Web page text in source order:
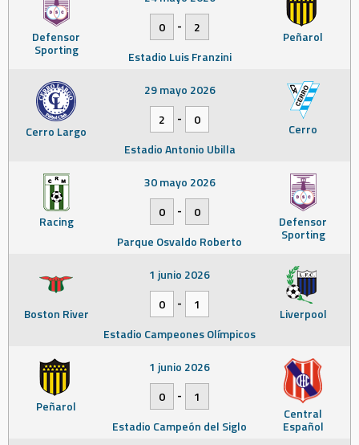
Defensor
Sporting
Peñarol
0
-
2
Estadio Luis Franzini
Cerro Largo Cerro
29 mayo 2026
2
-
0
Estadio Antonio Ubilla
Racing Defensor
Sporting
30 mayo 2026
0
-
0
Parque Osvaldo Roberto
Boston River Liverpool
1 junio 2026
0
-
1
Estadio Campeones Olímpicos
Peñarol Central
Español
1 junio 2026
0
-
1
Estadio Campeón del Siglo